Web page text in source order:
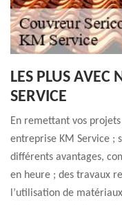
LES PLUS AVEC
SERVICE
En remettant vos
entreprise KM Service ;
différents avantages,
en heure ; des travaux
l’utilisation de